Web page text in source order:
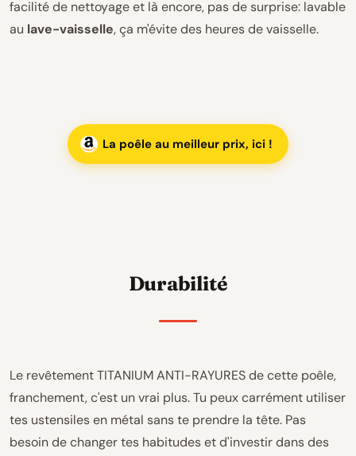
facilité de nettoyage et là encore, pas de surprise: lavable
au lave-vaisselle, ça m'évite des heures de vaisselle.
La poêle au meilleur prix, ici !
Durabilité
Le revêtement TITANIUM ANTI-RAYURES de cette poêle,
franchement, c'est un vrai plus. Tu peux carrément utiliser
tes ustensiles en métal sans te prendre la tête. Pas
besoin de changer tes habitudes et d'investir dans des